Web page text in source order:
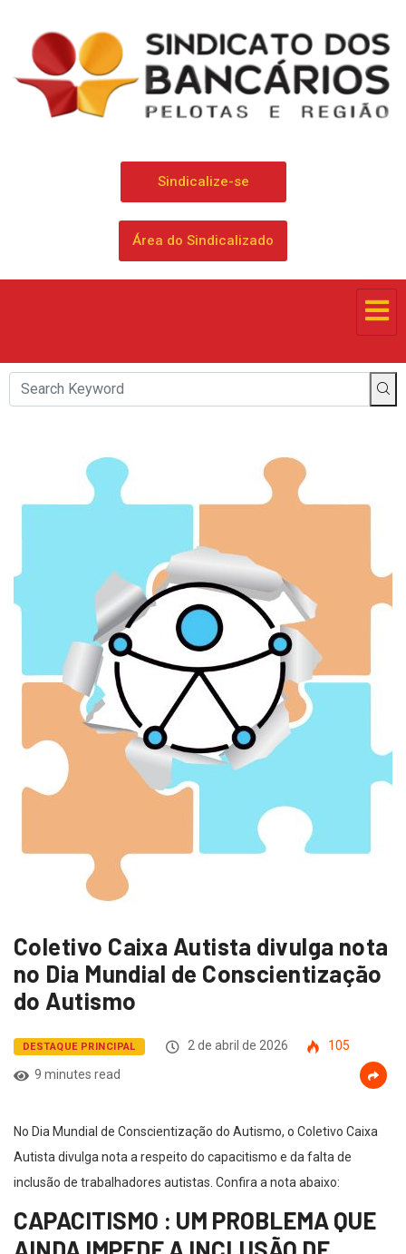
Sindicalize-se
Área do Sindicalizado
Coletivo Caixa Autista divulga nota
no Dia Mundial de Conscientização
do Autismo
DESTAQUE PRINCIPAL 2 de abril de 2026
105
9 minutes read
No Dia Mundial de Conscientização do Autismo, o Coletivo Caixa
Autista divulga nota a respeito do capacitismo e da falta de
inclusão de trabalhadores autistas. Confira a nota abaixo:
CAPACITISMO : UM PROBLEMA QUE